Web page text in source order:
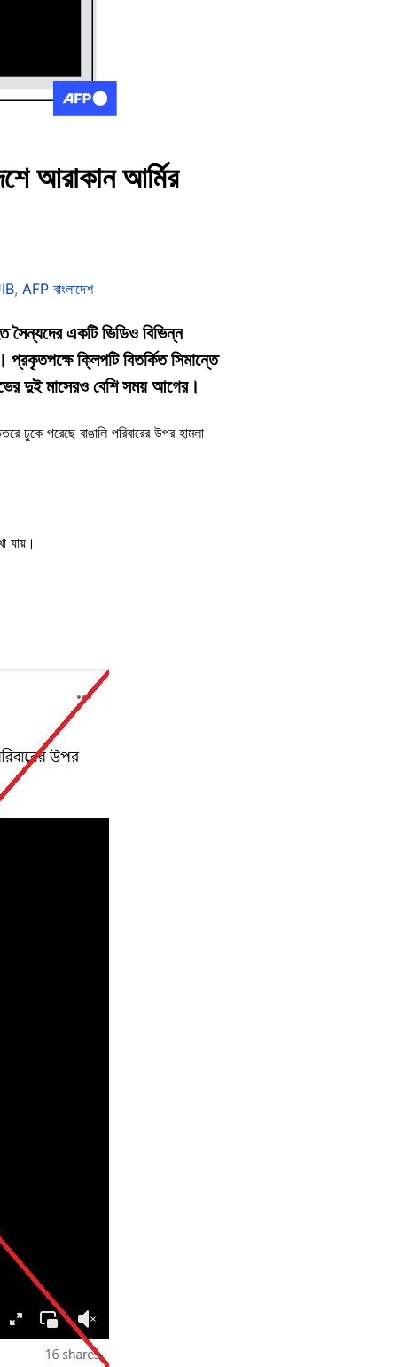
আরাকান আর্মির
, AFP বাংলাদেশ
সৈন্যদের একটি ভিডিও বিভিন্ন
প্রকৃতপক্ষে ক্লিপটি বিতর্কিত সিমান্তে
দুই মাসেরও বেশি সময় আগের।
ঢুকে পরেছে বাঙালি পরিবারের উপর হামলা
যায়।